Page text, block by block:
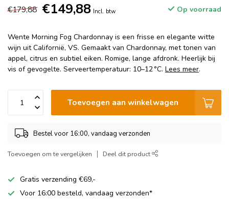
€179,88 €149,88 Incl. btw Op voorraad
Wente Morning Fog Chardonnay is een frisse en elegante witte
wijn uit Californië, VS. Gemaakt van Chardonnay, met tonen van
appel, citrus en subtiel eiken. Romige, lange afdronk. Heerlijk bij
vis of gevogelte. Serveertemperatuur: 10–12 °C. Lees meer.
Toevoegen aan winkelwagen
Bestel voor 16:00, vandaag verzonden
Toevoegen om te vergelijken Deel dit product
Gratis verzending €69,-
Voor 16:00 besteld, vandaag verzonden*